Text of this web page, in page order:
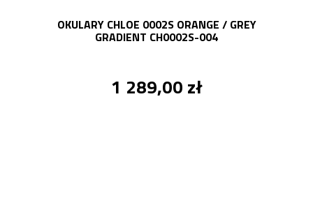
OKULARY CHLOE 0002S ORANGE / GREY
GRADIENT CH0002S-004
1 289,00 zł